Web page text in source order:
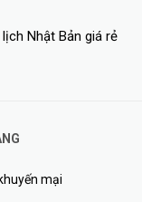
Nhật Bản giá rẻ
mại